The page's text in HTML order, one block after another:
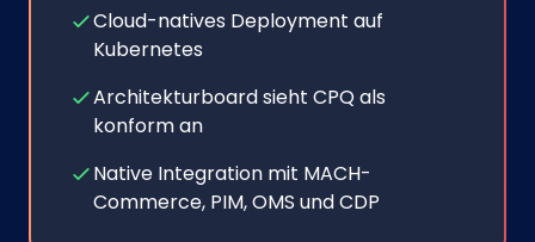
Cloud-natives Deployment auf
Kubernetes
Architekturboard sieht CPQ als
konform an
Native Integration mit MACH-
Commerce, PIM, OMS und CDP